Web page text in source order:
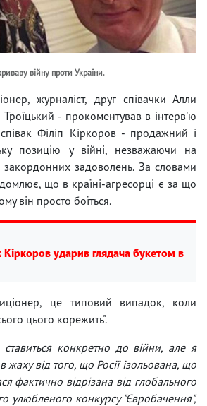
війну проти України.
журналіст, друг співачки Алли
Троїцький - прокоментував в інтерв'ю
Філіп Кіркоров - продажний і
позицію у війні, незважаючи на
задоволень. За словами
що в країні-агресорці є за що
він просто боїться.
Кіркоров ударив глядача букетом в
це типовий випадок, коли
цього корежить".
конкретно до війни, але я
від того, що Росії ізольована, що
фактично відрізана від глобального
улюбленого конкурсу "Євробачення",